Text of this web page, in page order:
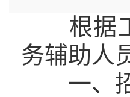
根据工
务辅助人
一、招